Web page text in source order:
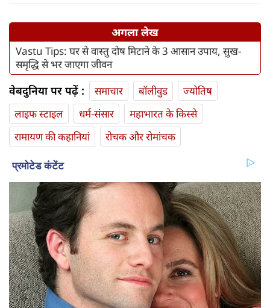
अगला लेख
Vastu Tips: घर से वास्तु दोष मिटाने के 3 आसान उपाय, सुख-
समृद्धि से भर जाएगा जीवन
वेबदुनिया पर पढ़ें : समाचार बॉलीवुड
ज्योतिष
लाइफ स्‍टाइल
धर्म-संसार
महाभारत के किस्से
रामायण की कहानियां
रोचक और रोमांचक